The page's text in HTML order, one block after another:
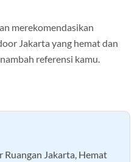
merekomendasikan
Jakarta yang hemat dan
referensi kamu.
Ruangan Jakarta, Hemat